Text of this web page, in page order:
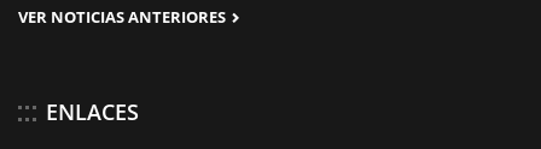
VER NOTICIAS ANTERIORES
ENLACES